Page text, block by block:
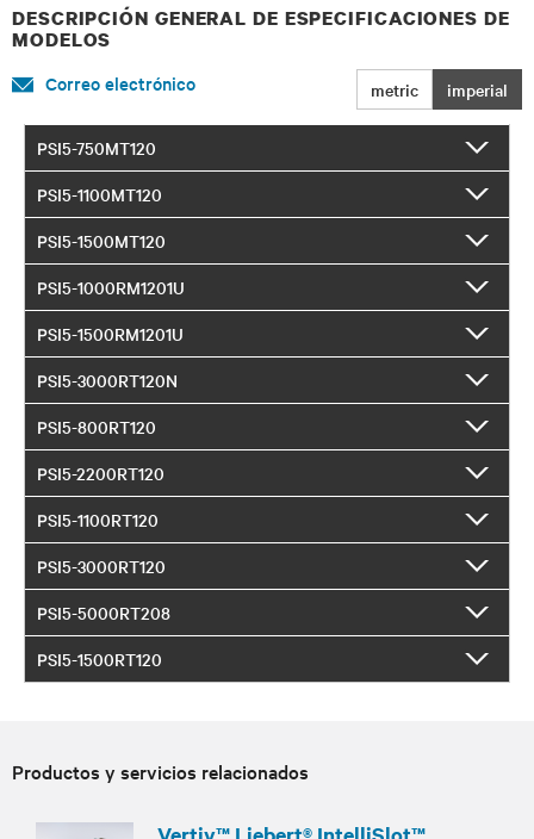
DESCRIPCIÓN GENERAL DE ESPECIFICACIONES DE
MODELOS
metric imperial
Correo electrónico
PSI5-750MT120
PSI5-1100MT120
PSI5-1500MT120
PSI5-1000RM1201U
PSI5-1500RM1201U
PSI5-3000RT120N
PSI5-800RT120
PSI5-2200RT120
PSI5-1100RT120
PSI5-3000RT120
PSI5-5000RT208
PSI5-1500RT120
Productos y servicios relacionados